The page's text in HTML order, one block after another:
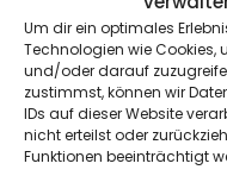
Um dir ein optimales
Technologien wie Cookies,
und/oder darauf
zustimmst, können wir
IDs auf dieser Website
nicht erteilst oder
Funktionen beeinträchtigt
Die Konrad-Adenauer-
2023 insgesamt 40
zwischen 16 und 21
ein. „Das ist eine tolle
erleben“, sagt die
Wittmann und möchte
Lindau, Kempten und